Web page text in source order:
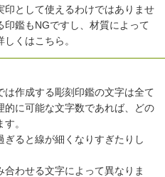
印として使えるわけではありませ
印鑑もNGですし、材質によって
しくはこちら 。
作成する彫刻印鑑の文字は全て
に可能な文字数であれば、どの
。
ると線が細くなりすぎたりし
わせる文字によって異なりま